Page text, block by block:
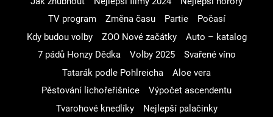
TV program
Změna času Partie
Počasí
Kdy budou volby
ZOO Nové začátky
Auto – katalog
7 pádů Honzy Dědka
Volby 2025
Svařené víno
Tatarák podle Pohlreicha
Aloe vera
Pěstování lichořeřišnice
Výpočet ascendentu
Tvarohové knedlíky
Nejlepší palačinky